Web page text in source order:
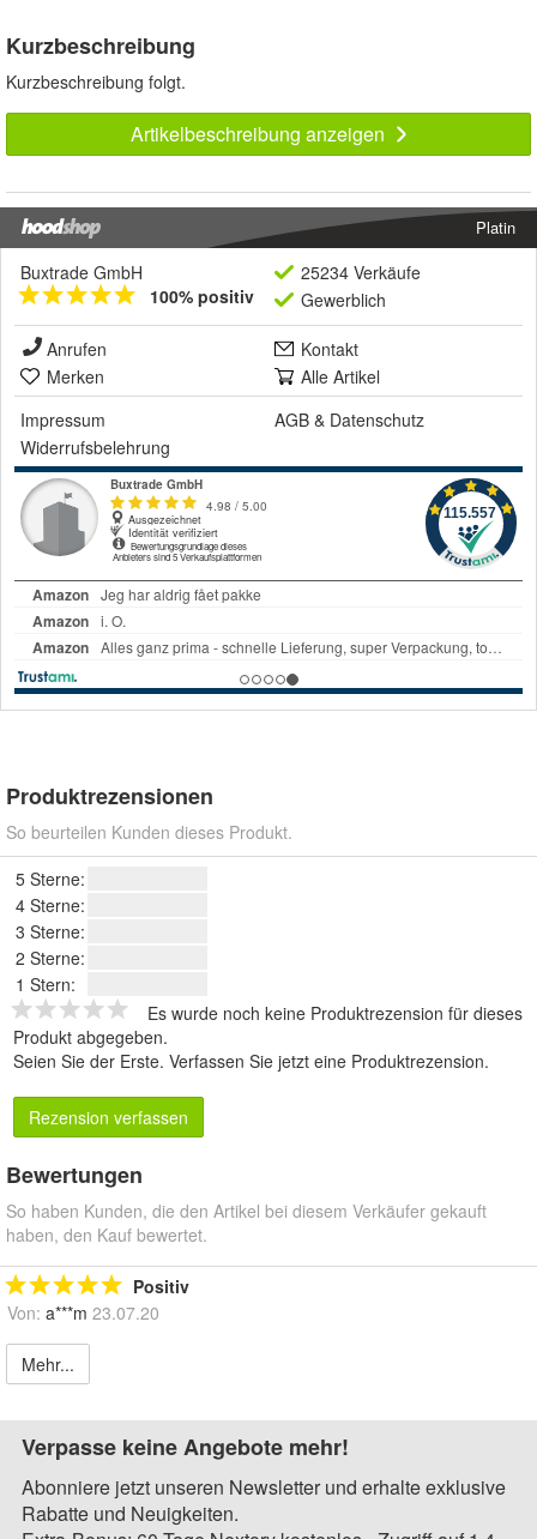
Kurzbeschreibung
Kurzbeschreibung folgt.
Artikelbeschreibung anzeigen
Platin
Buxtrade GmbH
100% positiv
25234 Verkäufe
Gewerblich
Anrufen
Kontakt
Merken
Alle Artikel
Impressum
AGB & Datenschutz
Widerrufsbelehrung
Produktrezensionen
So beurteilen Kunden dieses Produkt.
5 Sterne:
4 Sterne:
3 Sterne:
2 Sterne:
1 Stern:
Es wurde noch keine Produktrezension für dieses
Produkt abgegeben.
Seien Sie der Erste. Verfassen Sie jetzt eine Produktrezension.
Rezension verfassen
Bewertungen
So haben Kunden, die den Artikel bei diesem Verkäufer gekauft
haben, den Kauf bewertet.
Positiv
Von: a***m 23.07.20
Mehr...
Verpasse keine Angebote mehr!
Abonniere jetzt unseren Newsletter und erhalte exklusive
Rabatte und Neuigkeiten.